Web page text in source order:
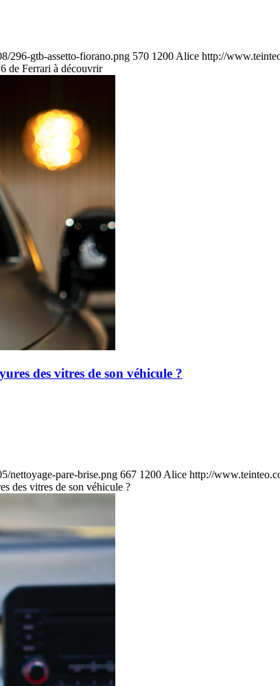
296-gtb-assetto-fiorano.png 570 1200 Alice http://
de Ferrari à découvrir
des vitres de son véhicule ?
nettoyage-pare-brise.png 667 1200 Alice http://
des vitres de son véhicule ?